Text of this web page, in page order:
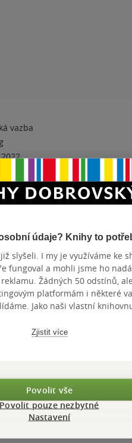
vazba
a recenze
SVÉ HODNOCENÍ KNIHY
našich knihkupců: 0.0 z 5
údaje? Knihy to
slyšeli. I my je využíváme ke
fungoval a mohli jsme ho
Žádných 50 odstínů,
platformám i některé
Jako naši vlastní
Zjistit více
Povolit vše
Povolit pouze nezbytné
Nastavení